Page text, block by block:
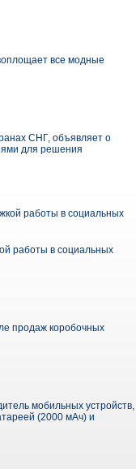
все модные
СНГ, объявляет о
для решения
работы в социальных
работы в социальных
продаж коробочных
мобильных устройств,
(2000 мАч) и